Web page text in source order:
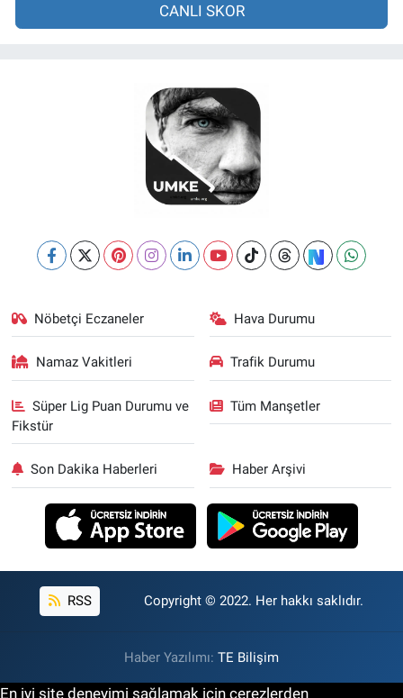
CANLI SKOR
Nöbetçi Eczaneler Hava Durumu
Namaz Vakitleri Trafik Durumu
Süper Lig Puan Durumu ve
Fikstür
Tüm Manşetler
Son Dakika Haberleri Haber Arşivi
RSS Copyright © 2022. Her hakkı saklıdır.
Haber Yazılımı: TE Bilişim
En iyi site deneyimi sağlamak için çerezlerden